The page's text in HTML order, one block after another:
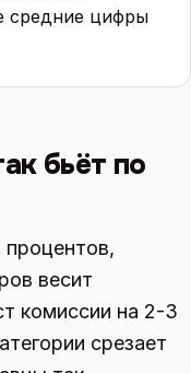
средние цифры
бьёт по
весит
комиссии на 2-3
срезает